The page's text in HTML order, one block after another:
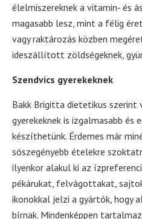
élelmiszereknek a vitamin- és
magasabb lesz, mint a félig
vagy raktározás közben
ideszállított zöldségeknek,
Szendvics gyerekeknek
Bakk Brigitta dietetikus szerint
gyerekeknek is izgalmasabb és
készíthetünk. Érdemes már
sószegényebb ételekre
ilyenkor alakul ki az
pékárukat, felvágottakat,
ikonokkal jelzi a gyártók, hogy
bírnak. Mindenképpen